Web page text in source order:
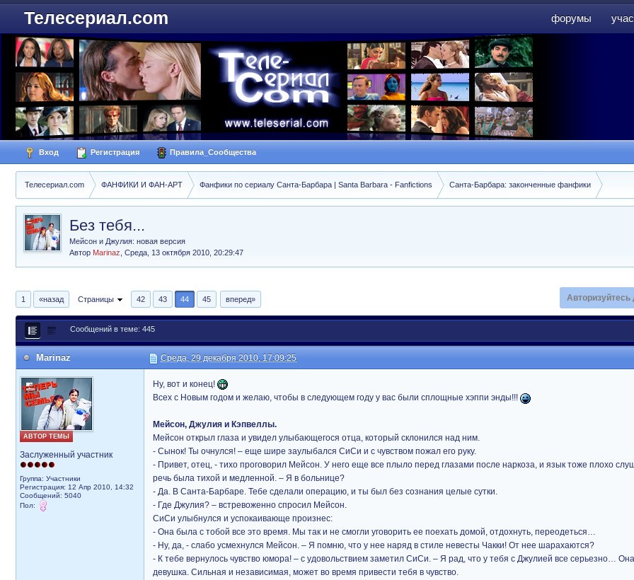
форумы
Телесериал.com
Вход Регистрация Правила_Сообщества
Телесериал.com ФАНФИКИ И ФАН-АРТ Фанфики по сериалу Санта-Барбара | Santa Barbara - Fanfictions Санта-Барбара: законченные фанфики
Без тебя...
Мейсон и Джулия: новая версия
Автор Marinaz Среда, 13 октября 2010, 20:29:47
1 «назад Страницы 42 43 44 45 вперед» Авторизуйтесь
Сообщений в теме: 445
Marinaz Среда, 29 декабря 2010, 17:09:25
АВТОР ТЕМЫ
Заслуженный участник
Группа: Участники
Регистрация: 12 Апр 2010, 14:32
Сообщений: 5040
Пол:
Ну, вот и конец!
Всех с Новым годом и желаю, чтобы в следующем году у вас были сплощные хэппи энды!!!
Мейсон, Джулия и Кэпвеллы.
Мейсон открыл глаза и увидел улыбающегося отца, который склонился над ним.
- Сынок! Ты очнулся! – еще шире заулыбался СиСи и с чувством пожал его руку.
- Привет, отец, - тихо проговорил Мейсон. У него еще все плыло перед глазами после наркоза, и язык тоже плохо
речь была тихой и медленной. – Я в больнице?
- Да. В Санта-Барбаре. Тебе сделали операцию, и ты был без сознания целые сутки.
- Где Джулия? – встревоженно спросил Мейсон.
СиСи улыбнулся и успокаивающе произнес:
- Она была с тобой все это время. Мы так и не смогли уговорить ее поехать домой, отдохнуть, переодеться…
- Ну, да, - слабо усмехнулся Мейсон. – Я помню, что у нее наряд в стиле невесты Чакки! От нее шарахаются?
- К тебе вернулось чувство юмора! – с удовольствием заметил СиСи. – Я рад, что у тебя с Джулией все серьезно…
девушка. Сильная и независимая, может во время привести тебя в чувство.